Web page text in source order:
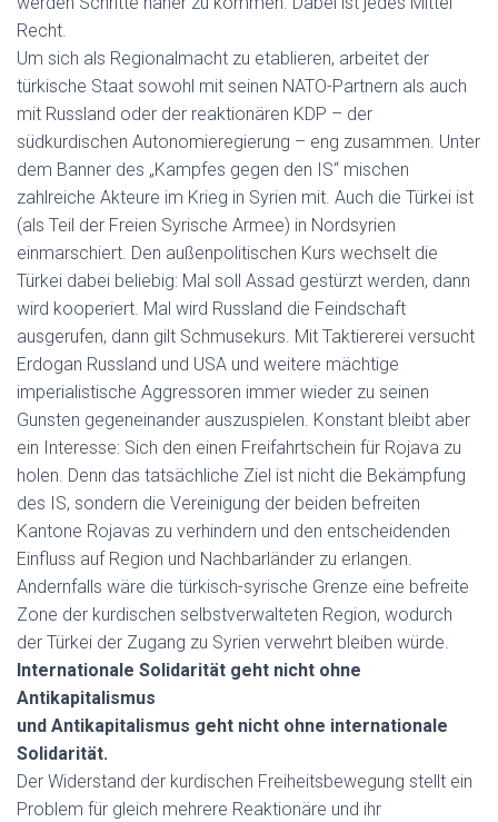
Recht.
Um sich als Regionalmacht zu etablieren, arbeitet der
türkische Staat sowohl mit seinen NATO-Partnern als auch
mit Russland oder der reaktionären KDP – der
südkurdischen Autonomieregierung – eng zusammen. Unter
dem Banner des „Kampfes gegen den IS“ mischen
zahlreiche Akteure im Krieg in Syrien mit. Auch die Türkei ist
(als Teil der Freien Syrische Armee) in Nordsyrien
einmarschiert. Den außenpolitischen Kurs wechselt die
Türkei dabei beliebig: Mal soll Assad gestürzt werden, dann
wird kooperiert. Mal wird Russland die Feindschaft
ausgerufen, dann gilt Schmusekurs. Mit Taktiererei versucht
Erdogan Russland und USA und weitere mächtige
imperialistische Aggressoren immer wieder zu seinen
Gunsten gegeneinander auszuspielen. Konstant bleibt aber
ein Interesse: Sich den einen Freifahrtschein für Rojava zu
holen. Denn das tatsächliche Ziel ist nicht die Bekämpfung
des IS, sondern die Vereinigung der beiden befreiten
Kantone Rojavas zu verhindern und den entscheidenden
Einfluss auf Region und Nachbarländer zu erlangen.
Andernfalls wäre die türkisch-syrische Grenze eine befreite
Zone der kurdischen selbstverwalteten Region, wodurch
der Türkei der Zugang zu Syrien verwehrt bleiben würde.
Internationale Solidarität geht nicht ohne
Antikapitalismus
und Antikapitalismus geht nicht ohne internationale
Solidarität.
Der Widerstand der kurdischen Freiheitsbewegung stellt ein
Problem für gleich mehrere Reaktionäre und ihr